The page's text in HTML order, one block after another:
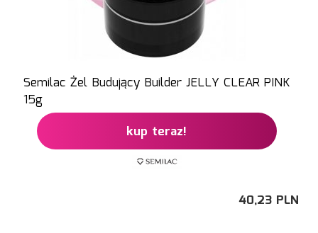
Semilac Żel Budujący Builder JELLY CLEAR PINK
15g
kup teraz!
40,23 PLN